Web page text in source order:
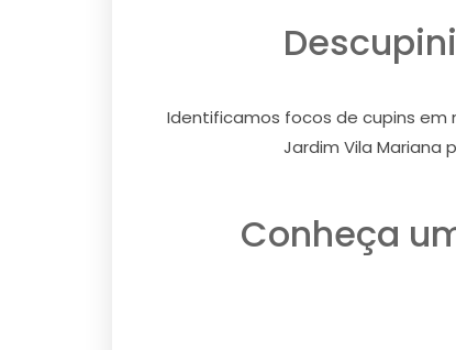
Identificamos focos de cupins
Jardim Vila
Conheça